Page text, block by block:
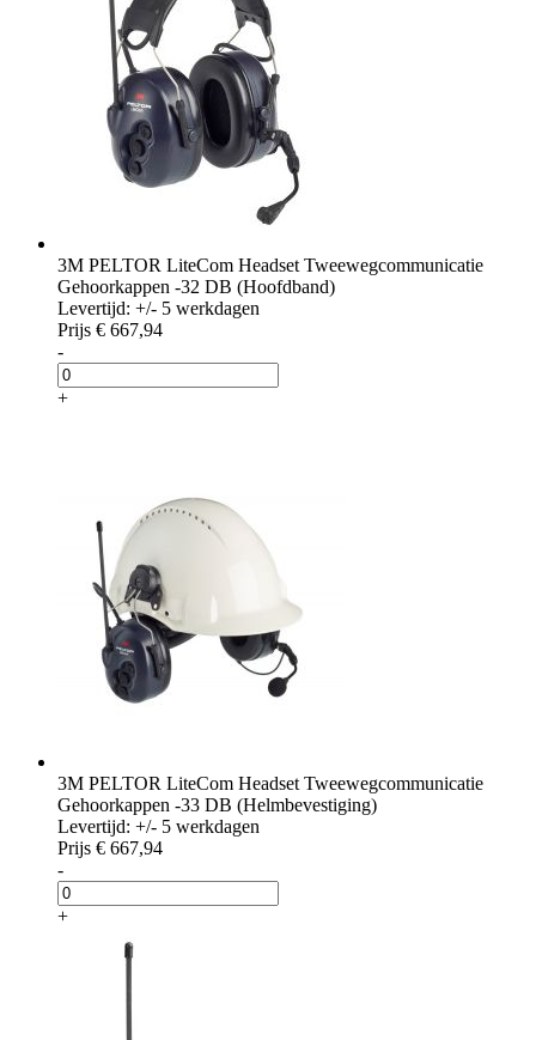
3M PELTOR LiteCom Headset Tweewegcommunicatie
Gehoorkappen -32 DB (Hoofdband)
Levertijd: +/- 5 werkdagen
Prijs € 667,94
-
+
3M PELTOR LiteCom Headset Tweewegcommunicatie
Gehoorkappen -33 DB (Helmbevestiging)
Levertijd: +/- 5 werkdagen
Prijs € 667,94
-
+